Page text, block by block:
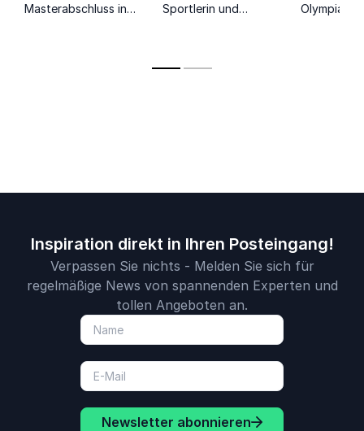
Masterabschluss in
Sportlerin und
Inspiration direkt in Ihren Posteingang!
Verpassen Sie nichts - Melden Sie sich für
regelmäßige News von spannenden Experten und
tollen Angeboten an.
Newsletter abonnieren